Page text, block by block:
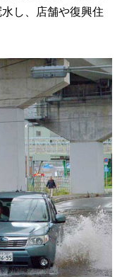
し、店舗や復興住